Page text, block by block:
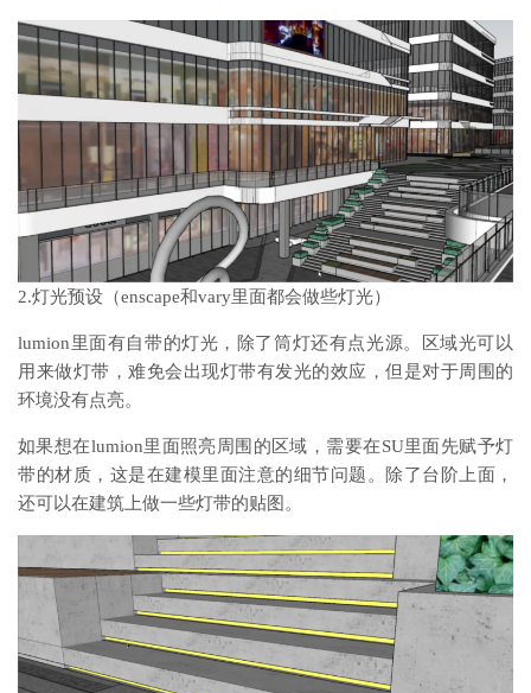
2.灯光预设（enscape和vary里面都会做些灯光）
lumion里面有自带的灯光，除了筒灯还有点光源。区域光可以
用来做灯带，难免会出现灯带有发光的效应，但是对于周围的
环境没有点亮。
如果想在lumion里面照亮周围的区域，需要在SU里面先赋予灯
带的材质，这是在建模里面注意的细节问题。除了台阶上面，
还可以在建筑上做一些灯带的贴图。